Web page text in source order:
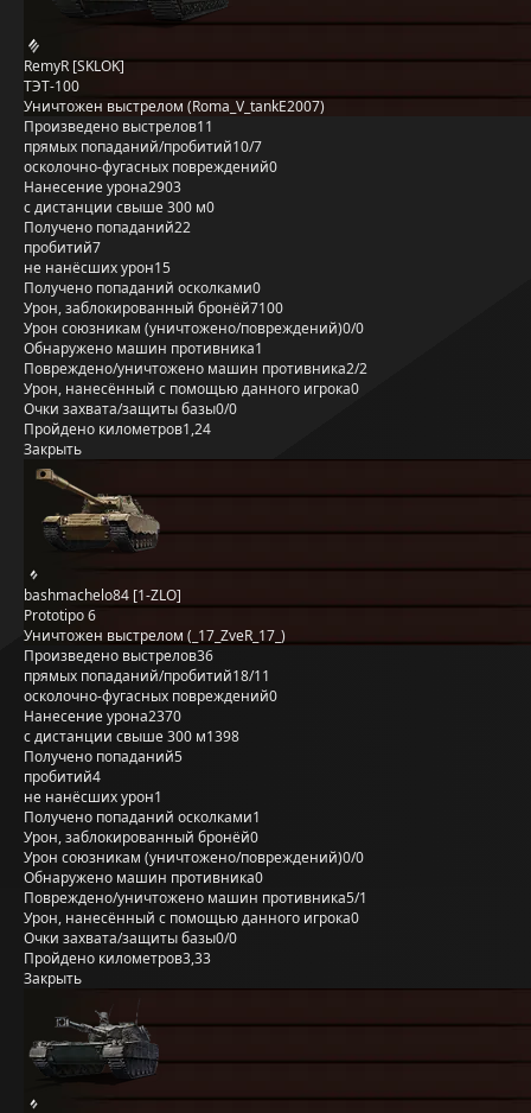
RemyR [SKLOK]
ТЭТ-100
Уничтожен выстрелом (Roma_V_tankE2007)
Произведено выстрелов11
прямых попаданий/пробитий10/7
осколочно-фугасных повреждений0
Нанесение урона2903
с дистанции свыше 300 м0
Получено попаданий22
пробитий7
не нанёсших урон15
Получено попаданий осколками0
Урон, заблокированный бронёй7100
Урон союзникам (уничтожено/повреждений)0/0
Обнаружено машин противника1
Повреждено/уничтожено машин противника2/2
Урон, нанесённый с помощью данного игрока0
Очки захвата/защиты базы0/0
Пройдено километров1,24
Закрыть
bashmachelo84 [1-ZLO]
Prototipo 6
Уничтожен выстрелом (_17_ZveR_17_)
Произведено выстрелов36
прямых попаданий/пробитий18/11
осколочно-фугасных повреждений0
Нанесение урона2370
с дистанции свыше 300 м1398
Получено попаданий5
пробитий4
не нанёсших урон1
Получено попаданий осколками1
Урон, заблокированный бронёй0
Урон союзникам (уничтожено/повреждений)0/0
Обнаружено машин противника0
Повреждено/уничтожено машин противника5/1
Урон, нанесённый с помощью данного игрока0
Очки захвата/защиты базы0/0
Пройдено километров3,33
Закрыть